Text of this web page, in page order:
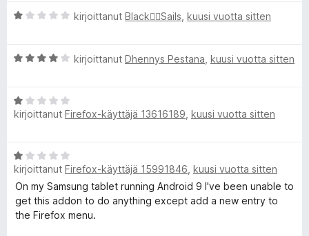
t
/
A
i
t
u
5
kirjoittanut Black🏴‍☠️Sails kuusi vuotta sitten
A
i
o
u
4
/
5
kirjoittanut Dhennys Pestana kuusi vuotta sitten
A
r
o
i
t
u
1
kirjoittanut Firefox-käyttäjä 13616189 kuusi vuotta sitten
A
r
v
o
kirjoittanut Firefox-käyttäjä 15991846 kuusi vuotta sitten
On my Samsung tablet running Android 9 I've been unable to
get this addon to do anything except add a new entry to
the Firefox menu.